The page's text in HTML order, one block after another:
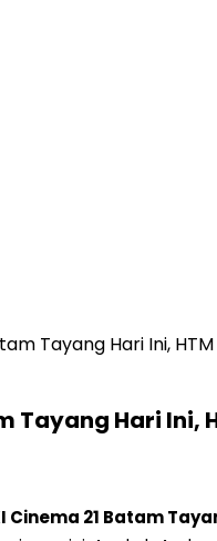
Tayang Hari Ini,
Tayang Hari Ini,
21 Batam